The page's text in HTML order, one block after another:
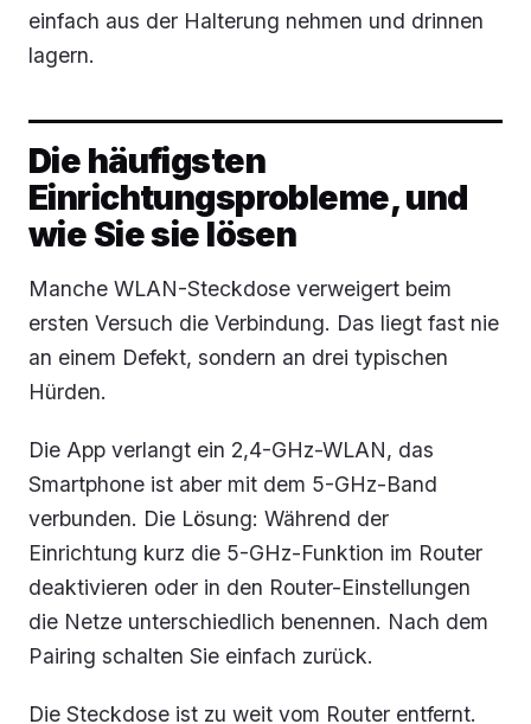
einfach aus der Halterung nehmen und drinnen
lagern.
Die häufigsten
Einrichtungsprobleme, und
wie Sie sie lösen
Manche WLAN-Steckdose verweigert beim
ersten Versuch die Verbindung. Das liegt fast nie
an einem Defekt, sondern an drei typischen
Hürden.
Die App verlangt ein 2,4-GHz-WLAN, das
Smartphone ist aber mit dem 5-GHz-Band
verbunden. Die Lösung: Während der
Einrichtung kurz die 5-GHz-Funktion im Router
deaktivieren oder in den Router-Einstellungen
die Netze unterschiedlich benennen. Nach dem
Pairing schalten Sie einfach zurück.
Die Steckdose ist zu weit vom Router entfernt.